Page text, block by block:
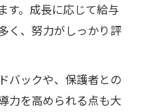
す。成長に応じて給与
く、努力がしっかり評
バックや、保護者との
力を高められる点も大